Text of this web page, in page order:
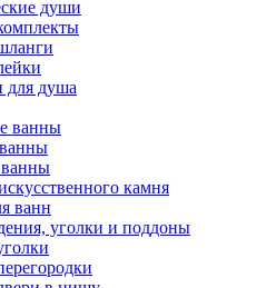
души
для душа
ванны
камня
ванн
уголки и поддоны